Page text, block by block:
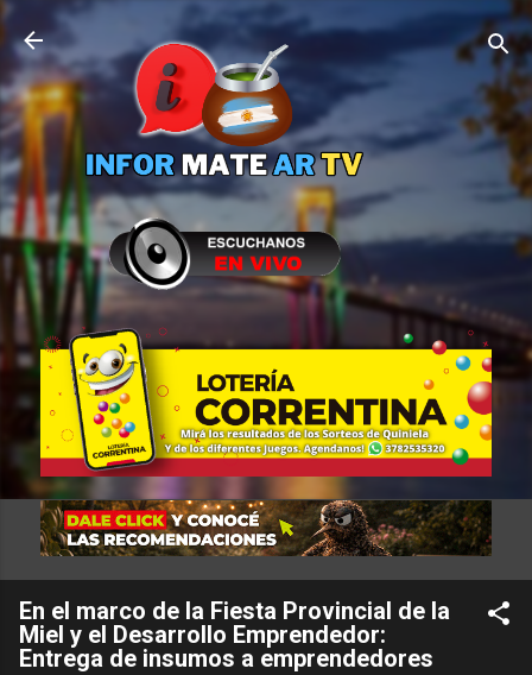
Ir al contenido principal
En el marco de la Fiesta Provincial de la
Miel y el Desarrollo Emprendedor:
Entrega de insumos a emprendedores